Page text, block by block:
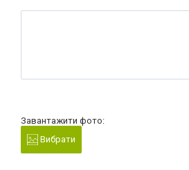
Завантажити фото:
Вибрати